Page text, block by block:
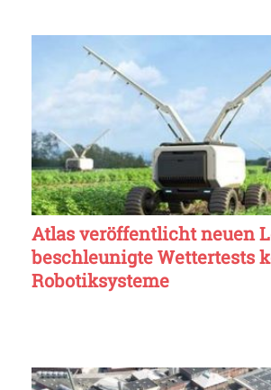
Atlas veröffentlicht neuen
beschleunigte Wettertests
Robotiksysteme